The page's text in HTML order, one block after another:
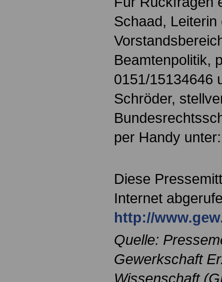
Schaad, Leiterin
Beamtenpolitik,
0151/15134646
Schröder,
per Handy
Diese
Internet
http://
Quelle:
Gewerkschaft
Wissenschaft